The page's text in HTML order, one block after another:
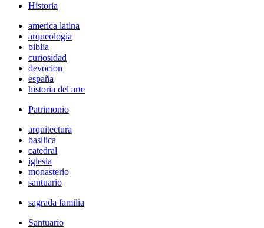
Historia
america latina
arqueologia
biblia
curiosidad
devocion
españa
historia del arte
Patrimonio
arquitectura
basilica
catedral
iglesia
monasterio
santuario
sagrada familia
Santuario